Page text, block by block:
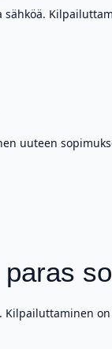
uuteen
Kilpailuttaminen